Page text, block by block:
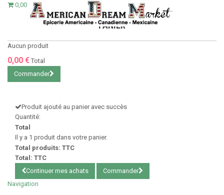
0,00 €
PANIER
Aucun produit
0,00 € Total
Commander
Produit ajouté au panier avec succès
Quantité:
Total
Il y a 1 produit dans votre panier.
Total produits: TTC
Total: TTC
Continuer mes achats
Commander
Navigation